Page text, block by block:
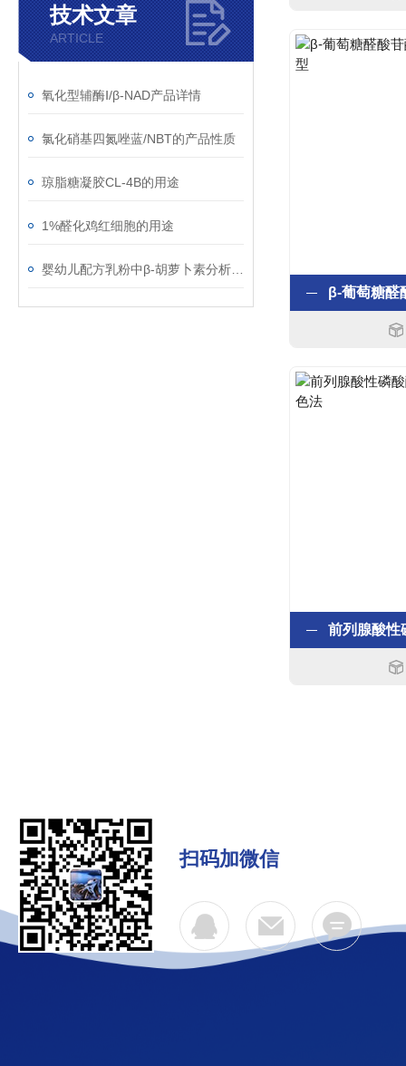
技术文章
ARTICLE
氧化型辅酶Ⅰ/β-NAD产品详情
氯化硝基四氮唑蓝/NBT的产品性质
琼脂糖凝胶CL-4B的用途
1%醛化鸡红细胞的用途
扫码加微信